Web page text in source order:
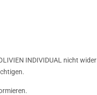
INDIVIDUAL nicht wider